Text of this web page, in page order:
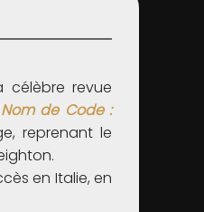
célèbre revue
Nom de Code :
reprenant le
en Italie, en